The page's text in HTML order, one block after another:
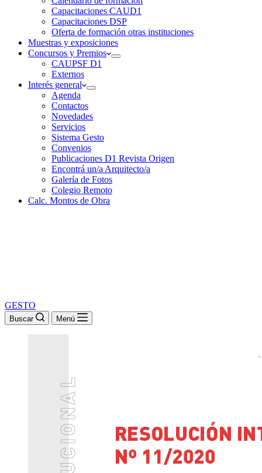
Capacitaciones CAUD1
Capacitaciones DSP
Oferta de formación otras instituciones
Muestras y exposiciones
Concursos y Premios
CAUPSF D1
Externos
Interés general
Agenda
Contactos
Novedades
Servicios
Sistema Gesto
Convenios
Publicaciones D1 Revista Origen
Encontrá un/a Arquitecto/a
Galería de Fotos
Colegio Remoto
Calc. Montos de Obra
GESTO
Buscar Menú